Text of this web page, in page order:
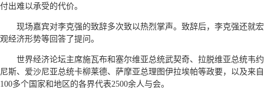
付出难以承受的代价。
现场嘉宾对李克强的致辞多次致以热烈掌声。致辞后，李克强还就宏
观经济形势等回答了提问。
世界经济论坛主席施瓦布和塞尔维亚总统武契奇、拉脱维亚总统韦约
尼斯、爱沙尼亚总统卡柳莱德、萨摩亚总理图伊拉埃帕等政要，以及来自
100多个国家和地区的各界代表2500余人与会。